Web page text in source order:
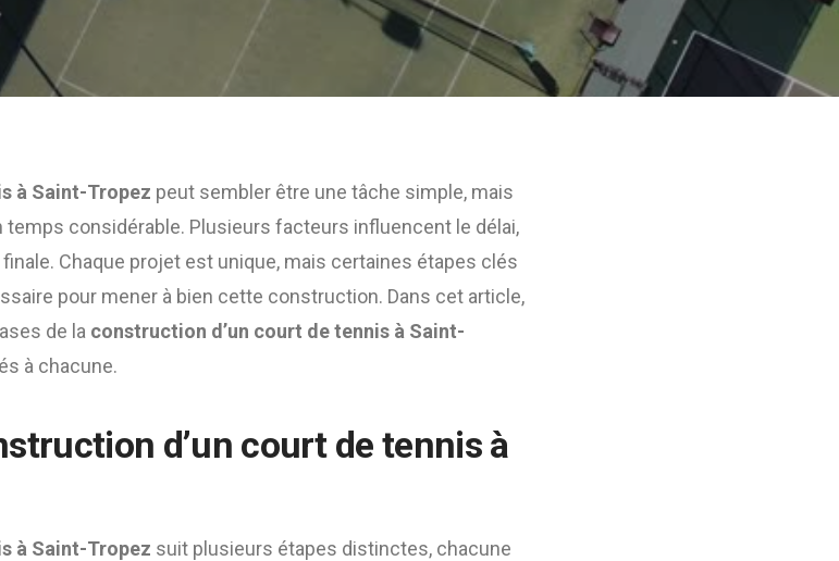
à Saint-Tropez peut sembler être une tâche simple, mais
considérable. Plusieurs facteurs influencent le délai,
finale. Chaque projet est unique, mais certaines étapes clés
pour mener à bien cette construction. Dans cet article,
de la construction d’un court de tennis à Saint-
à chacune.
d’un court de tennis à
à Saint-Tropez suit plusieurs étapes distinctes, chacune